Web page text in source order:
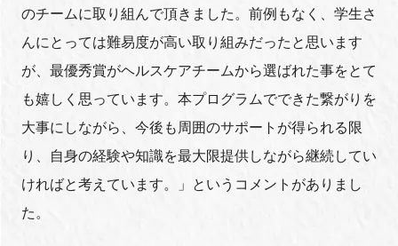
のチームに取り組んで頂きました。前例もなく、学生さ
んにとっては難易度が高い取り組みだったと思います
が、最優秀賞がヘルスケアチームから選ばれた事をとて
も嬉しく思っています。本プログラムでできた繋がりを
大事にしながら、今後も周囲のサポートが得られる限
り、自身の経験や知識を最大限提供しながら継続してい
ければと考えています。」というコメントがありまし
た。